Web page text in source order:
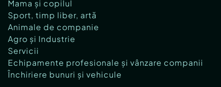
Mama și copilul
Sport, timp liber, artă
Animale de companie
Agro și Industrie
Servicii
Echipamente profesionale și vânzare companii
Închiriere bunuri și vehicule